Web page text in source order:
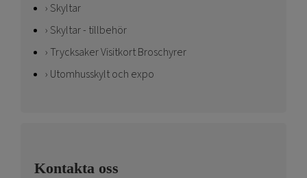
Skyltar
Skyltar - tillbehör
Trycksaker Visitkort Broschyrer
Utomhusskylt och expo
Kontakta oss